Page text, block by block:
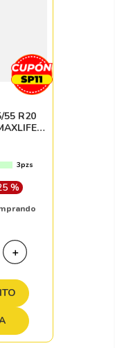
55 R20
2
3pzs
%
＋